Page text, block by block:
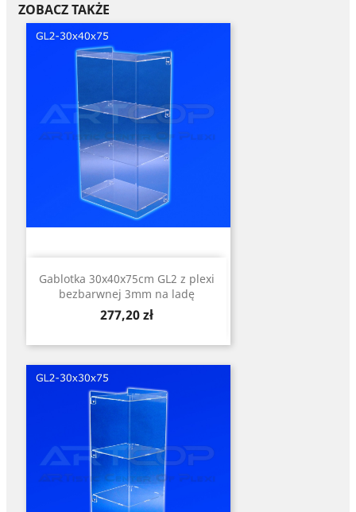
ZOBACZ TAKŻE
Gablotka 30x40x75cm GL2 z plexi
bezbarwnej 3mm na ladę
Cena
277,20 zł